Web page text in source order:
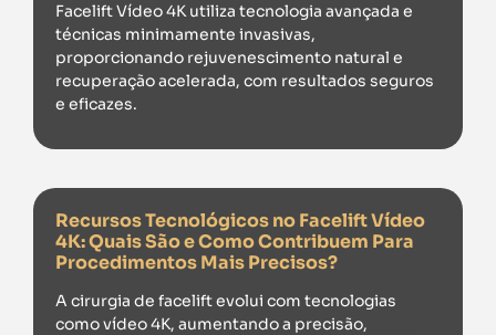
Facelift Vídeo 4K utiliza tecnologia avançada e
técnicas minimamente invasivas,
proporcionando rejuvenescimento natural e
recuperação acelerada, com resultados seguros
e eficazes.
Recursos Tecnológicos no Facelift Vídeo
4K: Quais São e Como Contribuem Para
Procedimentos Mais Precisos?
A cirurgia de facelift evolui com tecnologias
como vídeo 4K, aumentando a precisão,